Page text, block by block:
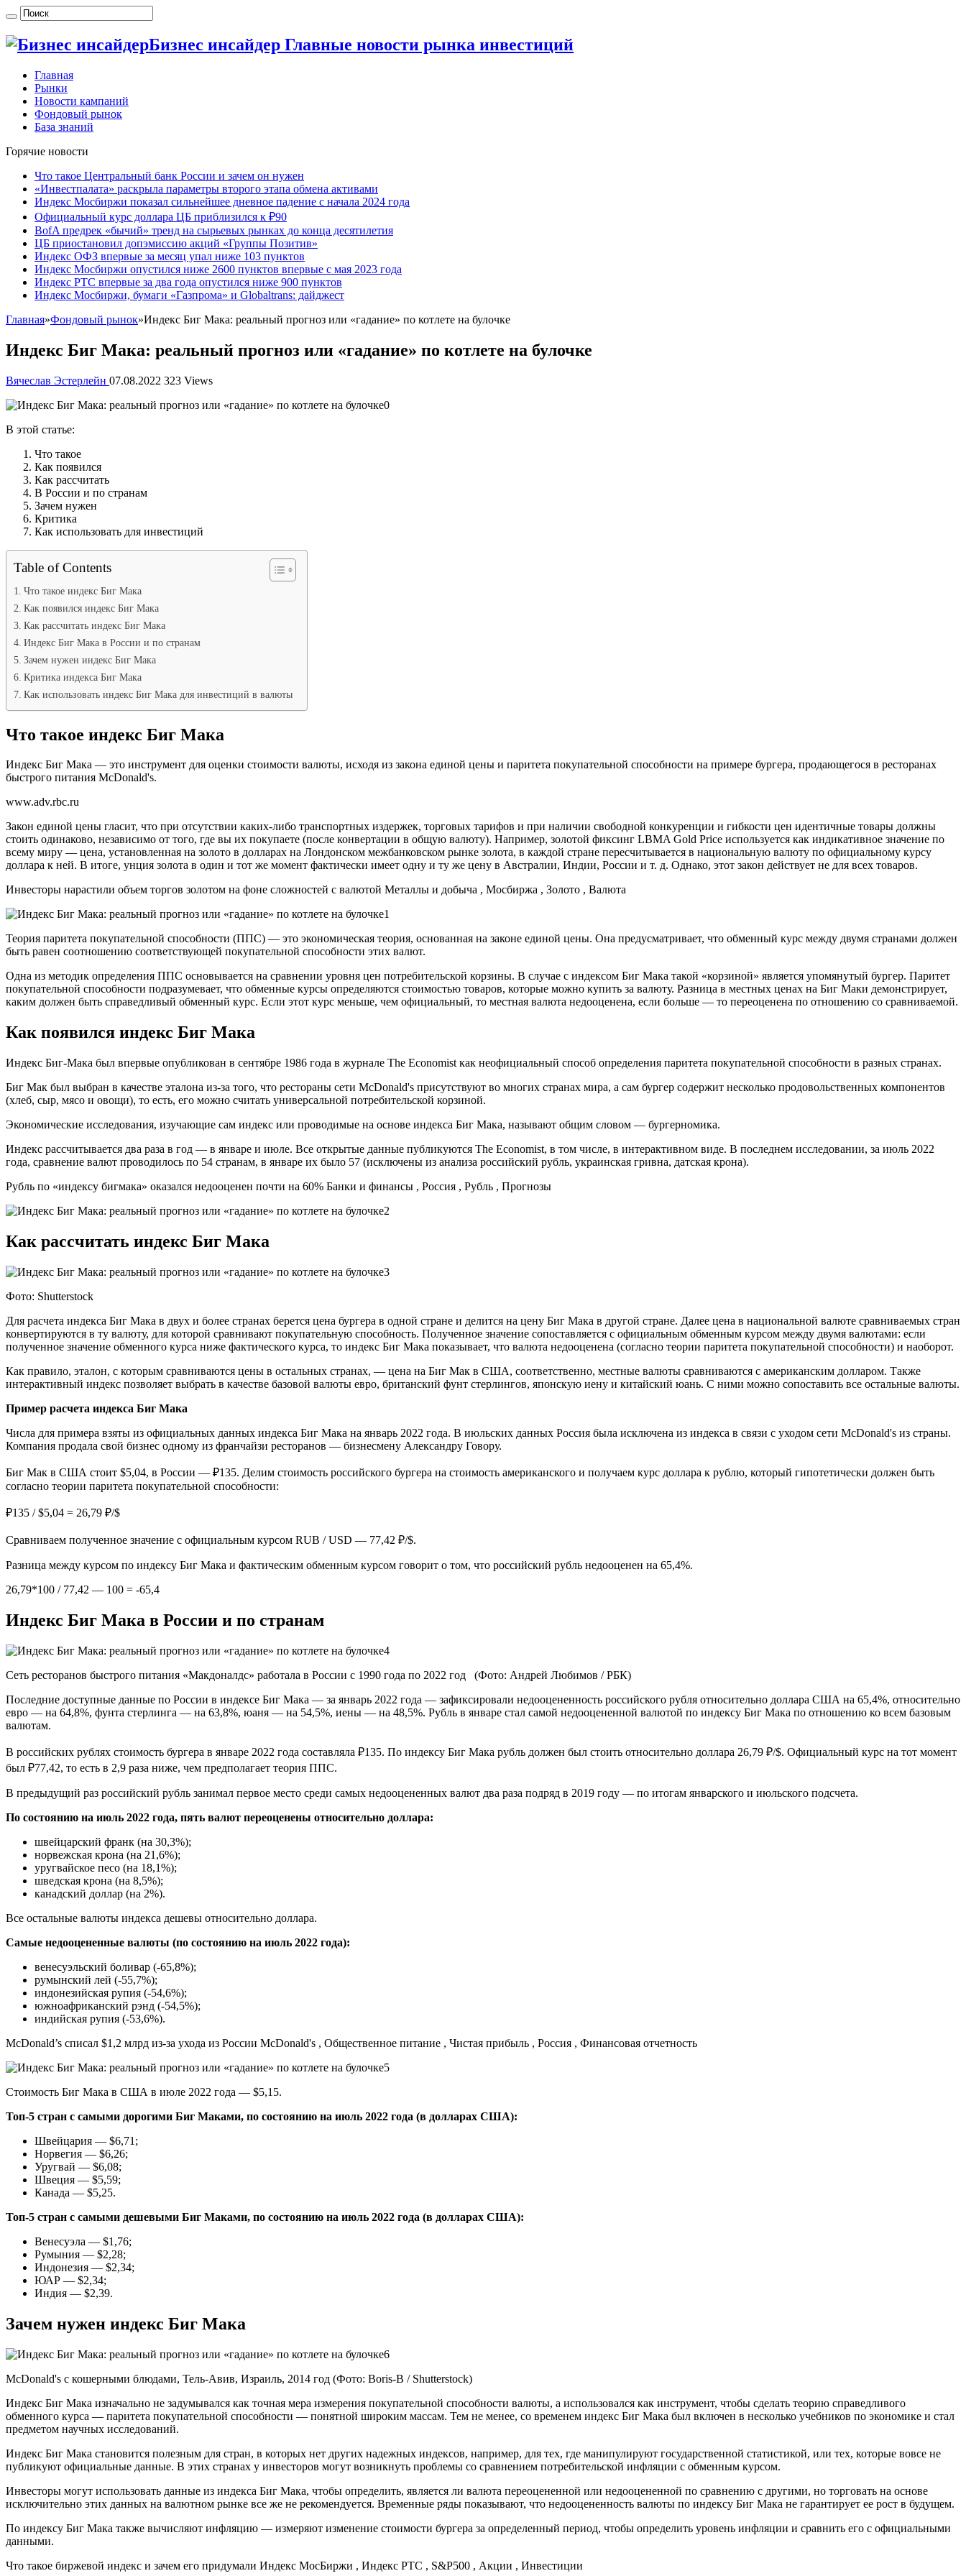
Бизнес инсайдер Главные новости рынка инвестиций
Главная
Рынки
Новости кампаний
Фондовый рынок
База знаний
Горячие новости
Что такое Центральный банк России и зачем он нужен
«Инвестпалата» раскрыла параметры второго этапа обмена активами
Индекс Мосбиржи показал сильнейшее дневное падение с начала 2024 года
Официальный курс доллара ЦБ приблизился к ₽90
BofA предрек «бычий» тренд на сырьевых рынках до конца десятилетия
ЦБ приостановил допэмиссию акций «Группы Позитив»
Индекс ОФЗ впервые за месяц упал ниже 103 пунктов
Индекс Мосбиржи опустился ниже 2600 пунктов впервые с мая 2023 года
Индекс РТС впервые за два года опустился ниже 900 пунктов
Индекс Мосбиржи, бумаги «Газпрома» и Globaltrans: дайджест
Главная»Фондовый рынок»Индекс Биг Мака: реальный прогноз или «гадание» по котлете на булочке
Индекс Биг Мака: реальный прогноз или «гадание» по котлете на булочке
Вячеслав Эстерлейн 07.08.2022 323 Views
В этой статье:
Что такое
Как появился
Как рассчитать
В России и по странам
Зачем нужен
Критика
Как использовать для инвестиций
Table of Contents
Что такое индекс Биг Мака
Как появился индекс Биг Мака
Как рассчитать индекс Биг Мака
Индекс Биг Мака в России и по странам
Зачем нужен индекс Биг Мака
Критика индекса Биг Мака
Как использовать индекс Биг Мака для инвестиций в валюты
Что такое индекс Биг Мака
Индекс Биг Мака — это инструмент для оценки стоимости валюты, исходя из закона единой цены и паритета покупательной способности на примере бургера, продающегося в ресторанах
быстрого питания McDonald's.
www.adv.rbc.ru
Закон единой цены гласит, что при отсутствии каких-либо транспортных издержек, торговых тарифов и при наличии свободной конкуренции и гибкости цен идентичные товары должны
стоить одинаково, независимо от того, где вы их покупаете (после конвертации в общую валюту). Например, золотой фиксинг LBMA Gold Price используется как индикативное значение по
всему миру — цена, установленная на золото в долларах на Лондонском межбанковском рынке золота, в каждой стране пересчитывается в национальную валюту по официальному курсу
доллара к ней. В итоге, унция золота в один и тот же момент фактически имеет одну и ту же цену в Австралии, Индии, России и т. д. Однако, этот закон действует не для всех товаров.
Инвесторы нарастили объем торгов золотом на фоне сложностей с валютой Металлы и добыча , Мосбиржа , Золото , Валюта
Теория паритета покупательной способности (ППС) — это экономическая теория, основанная на законе единой цены. Она предусматривает, что обменный курс между двумя странами должен
быть равен соотношению соответствующей покупательной способности этих валют.
Одна из методик определения ППС основывается на сравнении уровня цен потребительской корзины. В случае с индексом Биг Мака такой «корзиной» является упомянутый бургер. Паритет
покупательной способности подразумевает, что обменные курсы определяются стоимостью товаров, которые можно купить за валюту. Разница в местных ценах на Биг Маки демонстрирует,
каким должен быть справедливый обменный курс. Если этот курс меньше, чем официальный, то местная валюта недооценена, если больше — то переоценена по отношению со сравниваемой.
Как появился индекс Биг Мака
Индекс Биг-Мака был впервые опубликован в сентябре 1986 года в журнале The Economist как неофициальный способ определения паритета покупательной способности в разных странах.
Биг Мак был выбран в качестве эталона из-за того, что рестораны сети McDonald's присутствуют во многих странах мира, а сам бургер содержит несколько продовольственных компонентов
(хлеб, сыр, мясо и овощи), то есть, его можно считать универсальной потребительской корзиной.
Экономические исследования, изучающие сам индекс или проводимые на основе индекса Биг Мака, называют общим словом — бургерномика.
Индекс рассчитывается два раза в год — в январе и июле. Все открытые данные публикуются The Economist, в том числе, в интерактивном виде. В последнем исследовании, за июль 2022
года, сравнение валют проводилось по 54 странам, в январе их было 57 (исключены из анализа российский рубль, украинская гривна, датская крона).
Рубль по «индексу бигмака» оказался недооценен почти на 60% Банки и финансы , Россия , Рубль , Прогнозы
Как рассчитать индекс Биг Мака
Фото: Shutterstock
Для расчета индекса Биг Мака в двух и более странах берется цена бургера в одной стране и делится на цену Биг Мака в другой стране. Далее цена в национальной валюте сравниваемых стран
конвертируются в ту валюту, для которой сравнивают покупательную способность. Полученное значение сопоставляется с официальным обменным курсом между двумя валютами: если
полученное значение обменного курса ниже фактического курса, то индекс Биг Мака показывает, что валюта недооценена (согласно теории паритета покупательной способности) и наоборот.
Как правило, эталон, с которым сравниваются цены в остальных странах, — цена на Биг Мак в США, соответственно, местные валюты сравниваются с американским долларом. Также
интерактивный индекс позволяет выбрать в качестве базовой валюты евро, британский фунт стерлингов, японскую иену и китайский юань. С ними можно сопоставить все остальные валюты.
Пример расчета индекса Биг Мака
Числа для примера взяты из официальных данных индекса Биг Мака на январь 2022 года. В июльских данных Россия была исключена из индекса в связи с уходом сети McDonald's из страны.
Компания продала свой бизнес одному из франчайзи ресторанов — бизнесмену Александру Говору.
Биг Мак в США стоит $5,04, в России — ₽135. Делим стоимость российского бургера на стоимость американского и получаем курс доллара к рублю, который гипотетически должен быть
согласно теории паритета покупательной способности:
₽135 / $5,04 = 26,79 ₽/$
Сравниваем полученное значение с официальным курсом RUB / USD — 77,42 ₽/$.
Разница между курсом по индексу Биг Мака и фактическим обменным курсом говорит о том, что российский рубль недооценен на 65,4%.
26,79*100 / 77,42 — 100 = -65,4
Индекс Биг Мака в России и по странам
Сеть ресторанов быстрого питания «Макдоналдс» работала в России с 1990 года по 2022 год (Фото: Андрей Любимов / РБК)
Последние доступные данные по России в индексе Биг Мака — за январь 2022 года — зафиксировали недооцененность российского рубля относительно доллара США на 65,4%, относительно
евро — на 64,8%, фунта стерлинга — на 63,8%, юаня — на 54,5%, иены — на 48,5%. Рубль в январе стал самой недооцененной валютой по индексу Биг Мака по отношению ко всем базовым
валютам.
В российских рублях стоимость бургера в январе 2022 года составляла ₽135. По индексу Биг Мака рубль должен был стоить относительно доллара 26,79 ₽/$. Официальный курс на тот момент
был ₽77,42, то есть в 2,9 раза ниже, чем предполагает теория ППС.
В предыдущий раз российский рубль занимал первое место среди самых недооцененных валют два раза подряд в 2019 году — по итогам январского и июльского подсчета.
По состоянию на июль 2022 года, пять валют переоценены относительно доллара:
швейцарский франк (на 30,3%);
норвежская крона (на 21,6%);
уругвайское песо (на 18,1%);
шведская крона (на 8,5%);
канадский доллар (на 2%).
Все остальные валюты индекса дешевы относительно доллара.
Самые недооцененные валюты (по состоянию на июль 2022 года):
венесуэльский боливар (-65,8%);
румынский лей (-55,7%);
индонезийская рупия (-54,6%);
южноафриканский рэнд (-54,5%);
индийская рупия (-53,6%).
McDonald’s списал $1,2 млрд из-за ухода из России McDonald's , Общественное питание , Чистая прибыль , Россия , Финансовая отчетность
Стоимость Биг Мака в США в июле 2022 года — $5,15.
Топ-5 стран с самыми дорогими Биг Маками, по состоянию на июль 2022 года (в долларах США):
Швейцария — $6,71;
Норвегия — $6,26;
Уругвай — $6,08;
Швеция — $5,59;
Канада — $5,25.
Топ-5 стран с самыми дешевыми Биг Маками, по состоянию на июль 2022 года (в долларах США):
Венесуэла — $1,76;
Румыния — $2,28;
Индонезия — $2,34;
ЮАР — $2,34;
Индия — $2,39.
Зачем нужен индекс Биг Мака
McDonald's с кошерными блюдами, Тель-Авив, Израиль, 2014 год (Фото: Boris-B / Shutterstock)
Индекс Биг Мака изначально не задумывался как точная мера измерения покупательной способности валюты, а использовался как инструмент, чтобы сделать теорию справедливого
обменного курса — паритета покупательной способности — понятной широким массам. Тем не менее, со временем индекс Биг Мака был включен в несколько учебников по экономике и стал
предметом научных исследований.
Индекс Биг Мака становится полезным для стран, в которых нет других надежных индексов, например, для тех, где манипулируют государственной статистикой, или тех, которые вовсе не
публикуют официальные данные. В этих странах у инвесторов могут возникнуть проблемы со сравнением потребительской инфляции с обменным курсом.
Инвесторы могут использовать данные из индекса Биг Мака, чтобы определить, является ли валюта переоцененной или недооцененной по сравнению с другими, но торговать на основе
исключительно этих данных на валютном рынке все же не рекомендуется. Временные ряды показывают, что недооцененность валюты по индексу Биг Мака не гарантирует ее рост в будущем.
По индексу Биг Мака также вычисляют инфляцию — измеряют изменение стоимости бургера за определенный период, чтобы определить уровень инфляции и сравнить его с официальными
данными.
Что такое биржевой индекс и зачем его придумали Индекс МосБиржи , Индекс РТС , S&P500 , Акции , Инвестиции